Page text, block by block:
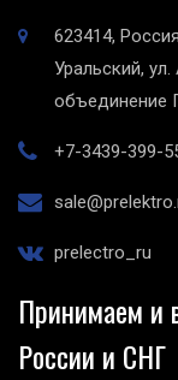
623414,
Уральский,
объединение
+7-3439-399-
prelectro_ru
Принимаем и
России и СНГ